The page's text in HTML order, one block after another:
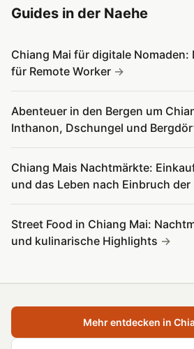
Guides in der Naehe
Chiang Mai für digitale Nomaden:
für Remote Worker
Abenteuer in den Bergen um
Inthanon, Dschungel und
Chiang Mais Nachtmärkte:
und das Leben nach Einbruch
Street Food in Chiang Mai:
und kulinarische Highlights
Mehr entdecken in